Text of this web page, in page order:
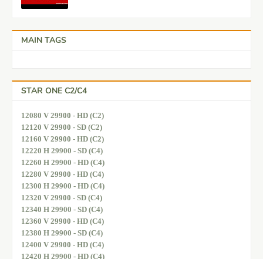
MAIN TAGS
STAR ONE C2/C4
12080 V 29900 - HD (C2)
12120 V 29900 - SD (C2)
12160 V 29900 - HD (C2)
12220 H 29900 - SD (C4)
12260 H 29900 - HD (C4)
12280 V 29900 - HD (C4)
12300 H 29900 - HD (C4)
12320 V 29900 - SD (C4)
12340 H 29900 - SD (C4)
12360 V 29900 - HD (C4)
12380 H 29900 - SD (C4)
12400 V 29900 - HD (C4)
12420 H 29900 - HD (C4)